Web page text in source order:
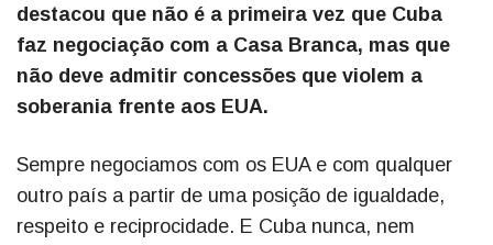
destacou que não é a primeira vez que Cuba
faz negociação com a Casa Branca, mas que
não deve admitir concessões que violem a
soberania frente aos EUA.
Sempre negociamos com os EUA e com qualquer
outro país a partir de uma posição de igualdade,
respeito e reciprocidade. E Cuba nunca, nem